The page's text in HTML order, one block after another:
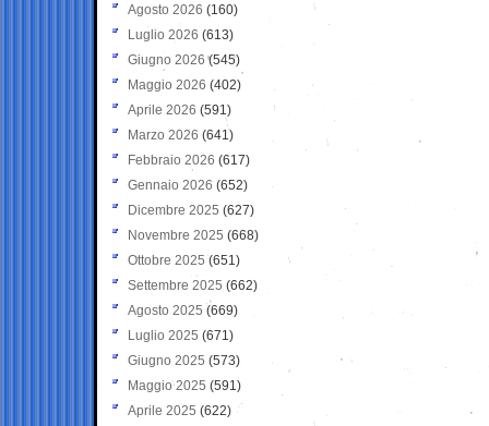
Agosto 2026 (160)
Luglio 2026 (613)
Giugno 2026 (545)
Maggio 2026 (402)
Aprile 2026 (591)
Marzo 2026 (641)
Febbraio 2026 (617)
Gennaio 2026 (652)
Dicembre 2025 (627)
Novembre 2025 (668)
Ottobre 2025 (651)
Settembre 2025 (662)
Agosto 2025 (669)
Luglio 2025 (671)
Giugno 2025 (573)
Maggio 2025 (591)
Aprile 2025 (622)